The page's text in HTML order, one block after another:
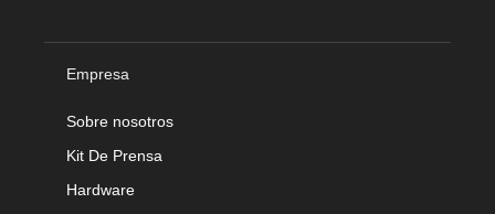
Empresa
Sobre nosotros
Kit De Prensa
Hardware